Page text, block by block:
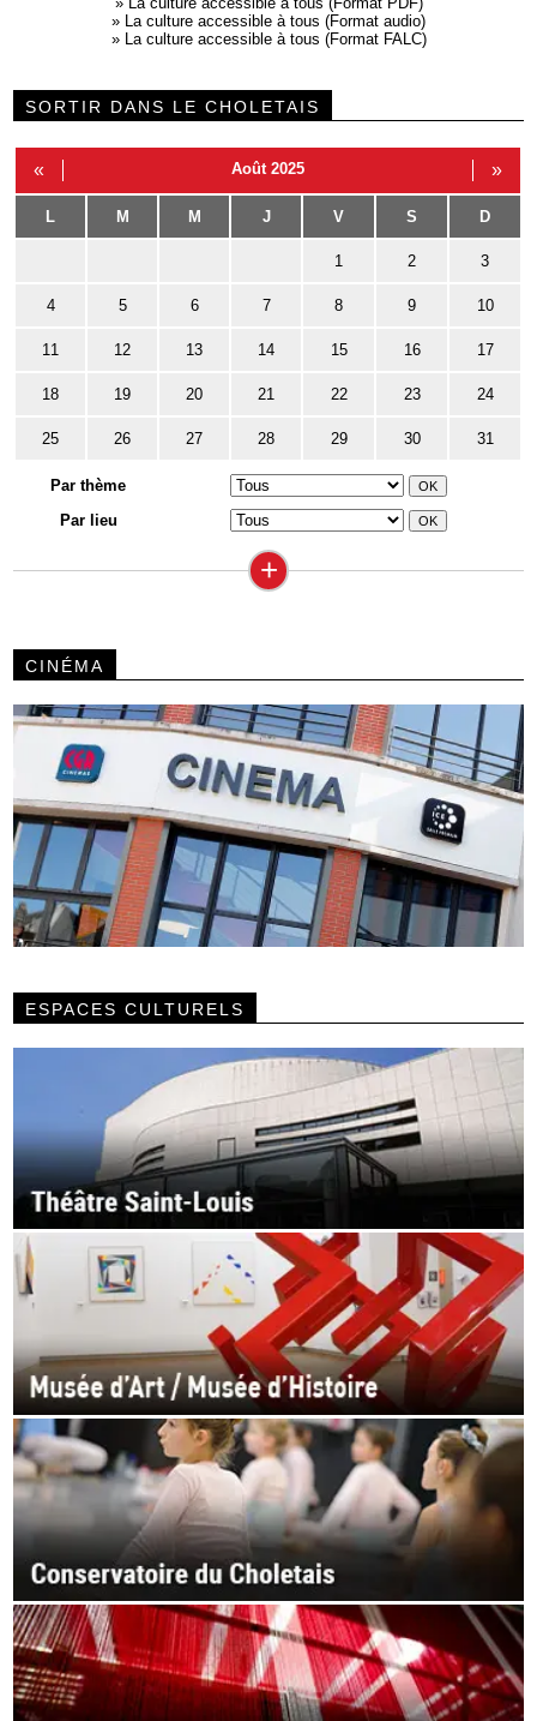
»
La culture accessible à tous (Format audio)
»
La culture accessible à tous (Format FALC)
SORTIR DANS LE CHOLETAIS
« Août 2025 »
L M M J V S D
1 2 3
4 5 6 7 8 9 10
11 12 13 14 15 16 17
18 19 20 21 22 23 24
25 26 27 28 29 30 31
Par thème
Par lieu
+
CINÉMA
ESPACES CULTURELS